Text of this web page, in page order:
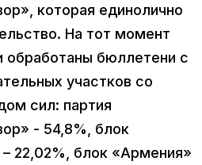
которая единолично
На тот момент
бюллетени с
участков со
сил: партия
- 54,8%, блок
22,02%, блок «Армения»